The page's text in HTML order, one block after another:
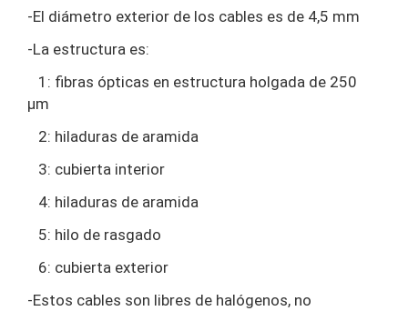
-El diámetro exterior de los cables es de 4,5 mm
-La estructura es:
1: fibras ópticas en estructura holgada de 250
μm
2: hiladuras de aramida
3: cubierta interior
4: hiladuras de aramida
5: hilo de rasgado
6: cubierta exterior
-Estos cables son libres de halógenos, no